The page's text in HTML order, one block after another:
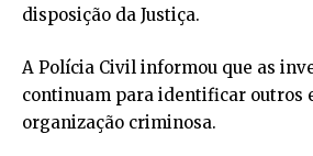
disposição da Justiça.
A Polícia Civil informou que as
continuam para identificar outros
organização criminosa.